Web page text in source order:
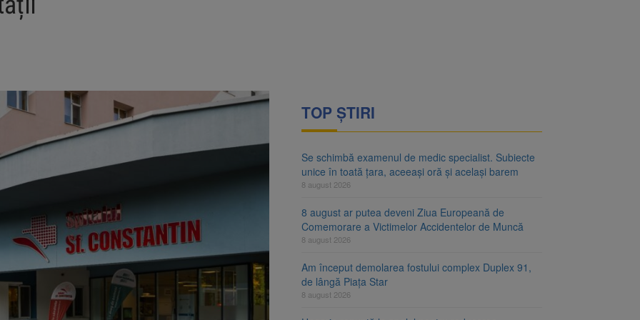
pe DN1E Brașov – Poiana Brașov după un accident. Două persoane primesc îngrijiri
TOP ȘTIRI
Se schimbă examenul de medic specialist. Subiecte
unice în toată țara, aceeași oră și același barem
8 august 2026
8 august ar putea deveni Ziua Europeană de
Comemorare a Victimelor Accidentelor de Muncă
8 august 2026
Am început demolarea fostului complex Duplex 91,
de lângă Piața Star
8 august 2026